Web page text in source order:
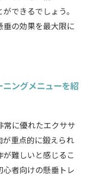
できるでしょう。
垂の効果を最大限に
ングメニューを紹
常に優れたエクササ
重点的に鍛えられ
難しいと感じるこ
心者向けの懸垂トレ